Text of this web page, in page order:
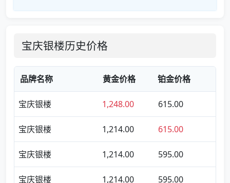
宝庆银楼历史价格
品牌名称 黄金价格 铂金价格
宝庆银楼 1,248.00 615.00
宝庆银楼 1,214.00 615.00
宝庆银楼 1,214.00 595.00
宝庆银楼 1,214.00 595.00